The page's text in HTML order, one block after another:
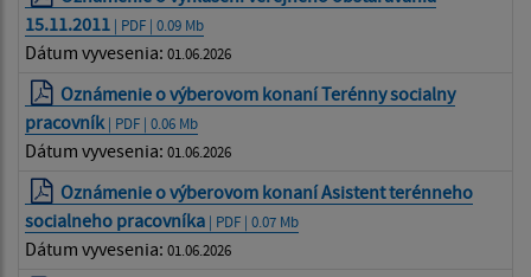
15.11.2011 | PDF | 0.09 Mb
Dátum vyvesenia: 01.06.2026
Oznámenie o výberovom konaní Terénny socialny
pracovník| PDF | 0.06 Mb
Dátum vyvesenia: 01.06.2026
Oznámenie o výberovom konaní Asistent terénneho
socialneho pracovníka | PDF | 0.07 Mb
Dátum vyvesenia: 01.06.2026